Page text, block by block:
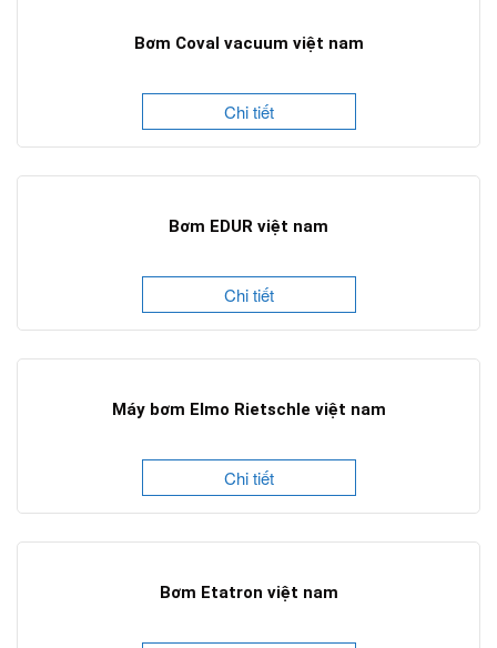
Bơm Coval vacuum việt nam
Chi tiết
Bơm EDUR việt nam
Chi tiết
Máy bơm Elmo Rietschle việt nam
Chi tiết
Bơm Etatron việt nam